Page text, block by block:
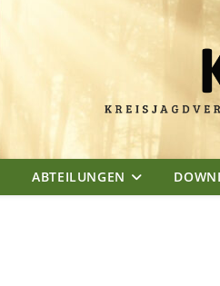
ABTEILUNGEN